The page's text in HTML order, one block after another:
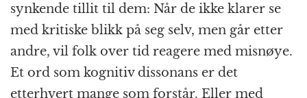
synkende tillit til dem: Når de ikke klarer se
med kritiske blikk på seg selv, men går etter
andre, vil folk over tid reagere med misnøye.
Et ord som kognitiv dissonans er det
etterhvert mange som forstår. Eller med